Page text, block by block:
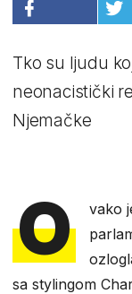
Tko su ljudu
neonacistički
Njemačke
O
vako
sa stylingom